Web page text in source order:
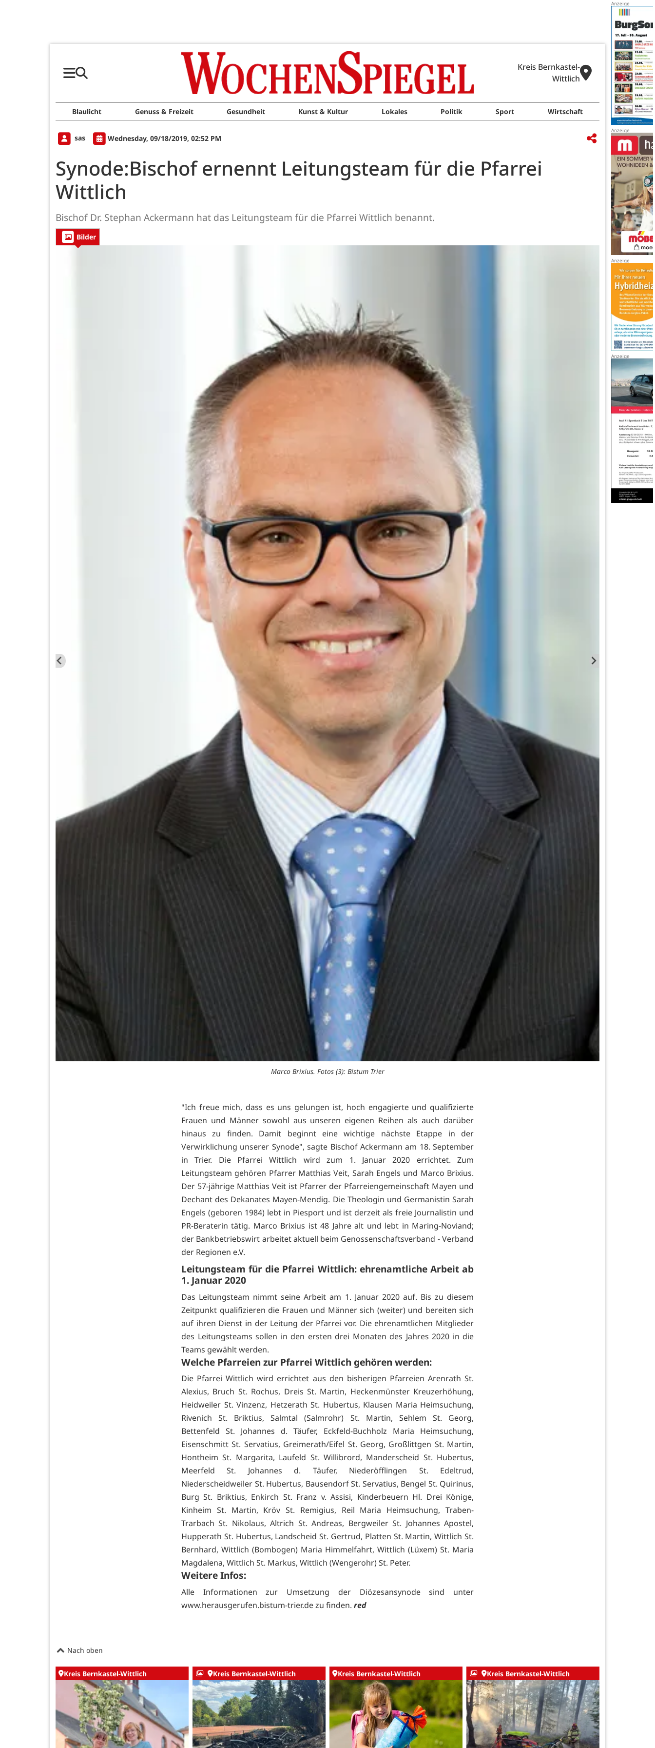
Kreis Bernkastel-
Wittlich
Blaulicht Genuss & Freizeit Gesundheit Kunst & Kultur Lokales Politik Sport Wirtschaft
sas Wednesday, 09/18/2019, 02:52 PM
Synode:Bischof ernennt Leitungsteam für die Pfarrei
Wittlich
Bischof Dr. Stephan Ackermann hat das Leitungsteam für die Pfarrei Wittlich benannt.
Bilder
Marco Brixius. Fotos (3): Bistum Trier
"Ich freue mich, dass es uns gelungen ist, hoch engagierte und qualifizierte
Frauen und Männer sowohl aus unseren eigenen Reihen als auch darüber
hinaus zu finden. Damit beginnt eine wichtige nächste Etappe in der
Verwirklichung unserer Synode", sagte Bischof Ackermann am 18. September
in Trier. Die Pfarrei Wittlich wird zum 1. Januar 2020 errichtet. Zum
Leitungsteam gehören Pfarrer Matthias Veit, Sarah Engels und Marco Brixius.
Der 57-jährige Matthias Veit ist Pfarrer der Pfarreiengemeinschaft Mayen und
Dechant des Dekanates Mayen-Mendig. Die Theologin und Germanistin Sarah
Engels (geboren 1984) lebt in Piesport und ist derzeit als freie Journalistin und
PR-Beraterin tätig. Marco Brixius ist 48 Jahre alt und lebt in Maring-Noviand;
der Bankbetriebswirt arbeitet aktuell beim Genossenschaftsverband - Verband
der Regionen e.V.
Leitungsteam für die Pfarrei Wittlich: ehrenamtliche Arbeit ab
1. Januar 2020
Das Leitungsteam nimmt seine Arbeit am 1. Januar 2020 auf. Bis zu diesem
Zeitpunkt qualifizieren die Frauen und Männer sich (weiter) und bereiten sich
auf ihren Dienst in der Leitung der Pfarrei vor. Die ehrenamtlichen Mitglieder
des Leitungsteams sollen in den ersten drei Monaten des Jahres 2020 in die
Teams gewählt werden.
Welche Pfarreien zur Pfarrei Wittlich gehören werden:
Die Pfarrei Wittlich wird errichtet aus den bisherigen Pfarreien Arenrath St.
Alexius, Bruch St. Rochus, Dreis St. Martin, Heckenmünster Kreuzerhöhung,
Heidweiler St. Vinzenz, Hetzerath St. Hubertus, Klausen Maria Heimsuchung,
Rivenich St. Briktius, Salmtal (Salmrohr) St. Martin, Sehlem St. Georg,
Bettenfeld St. Johannes d. Täufer, Eckfeld-Buchholz Maria Heimsuchung,
Eisenschmitt St. Servatius, Greimerath/Eifel St. Georg, Großlittgen St. Martin,
Hontheim St. Margarita, Laufeld St. Willibrord, Manderscheid St. Hubertus,
Meerfeld St. Johannes d. Täufer, Niederöfflingen St. Edeltrud,
Niederscheidweiler St. Hubertus, Bausendorf St. Servatius, Bengel St. Quirinus,
Burg St. Briktius, Enkirch St. Franz v. Assisi, Kinderbeuern Hl. Drei Könige,
Kinheim St. Martin, Kröv St. Remigius, Reil Maria Heimsuchung, Traben-
Trarbach St. Nikolaus, Altrich St. Andreas, Bergweiler St. Johannes Apostel,
Hupperath St. Hubertus, Landscheid St. Gertrud, Platten St. Martin, Wittlich St.
Bernhard, Wittlich (Bombogen) Maria Himmelfahrt, Wittlich (Lüxem) St. Maria
Magdalena, Wittlich St. Markus, Wittlich (Wengerohr) St. Peter.
Weitere Infos:
Alle Informationen zur Umsetzung der Diözesansynode sind unter
www.herausgerufen.bistum-trier.de zu finden. red
Nach oben
Kreis Bernkastel-Wittlich Kreis Bernkastel-Wittlich Kreis Bernkastel-Wittlich Kreis Bernkastel-Wittlich